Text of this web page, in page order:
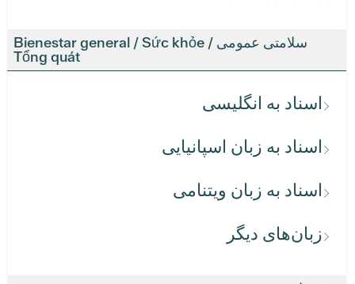
سلامتی عمومی / Bienestar general / Sức khỏe
Tổng quát
اسناد به انگلیسی
اسناد به زبان اسپانیایی
اسناد به زبان ویتنامی
زبان‌های دیگر